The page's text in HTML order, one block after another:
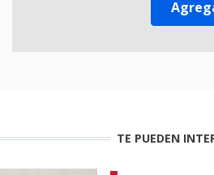
TE PUEDEN